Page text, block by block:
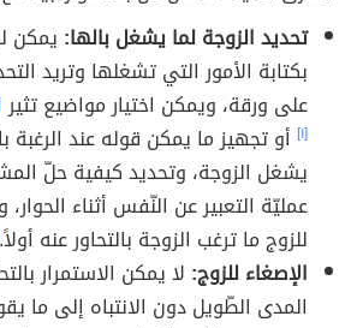
تحديد الزوجة لما يشغل بالها: يمكن
بكتابة الأمور التي تشغلها وتريد
على ورقة، ويمكن اختيار مواضيع تثير
[١] أو تجهيز ما يمكن قوله عند الرغبة
يشغل الزوجة، وتحديد كيفية حلّ
عمليّة التعبير عن النّفس أثناء
للزوج ما ترغب الزوجة بالتحاور عنه أولاً.
الإصغاء للزوج: لا يمكن الاستمرار
المدى الطّويل دون الانتباه إلى ما